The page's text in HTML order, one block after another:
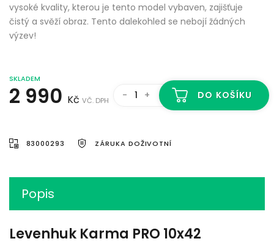
vysoké kvality, kterou je tento model vybaven, zajišťuje
čistý a svěží obraz. Tento dalekohled se nebojí žádných
výzev!
SKLADEM
2 990 Kč VČ. DPH - + DO KOŠÍKU
83000293 ZÁRUKA DOŽIVOTNÍ
Popis
Levenhuk Karma PRO 10x42